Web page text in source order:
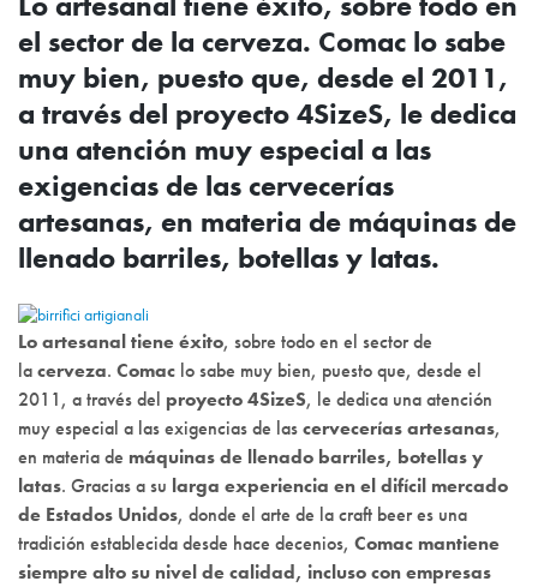
el sector de la cerveza. Comac lo sabe
muy bien, puesto que, desde el 2011,
a través del proyecto 4SizeS, le dedica
una atención muy especial a las
exigencias de las cervecerías
artesanas, en materia de máquinas de
llenado barriles, botellas y latas.
Lo artesanal tiene éxito, sobre todo en el sector de
lacerveza. Comac lo sabe muy bien, puesto que, desde el
2011, a través del proyecto 4SizeS, le dedica una atención
muy especial a las exigencias de lascervecerías artesanas,
en materia de máquinas de llenado barriles, botellas y
latas. Gracias a su larga experiencia en el difícil mercado
de Estados Unidos, donde el arte de la craft beer es una
tradición establecida desde hace decenios, Comac mantiene
siempre alto su nivel de calidad, incluso con empresas